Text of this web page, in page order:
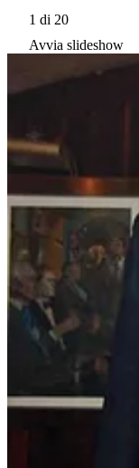
1 di 20
Avvia slideshow